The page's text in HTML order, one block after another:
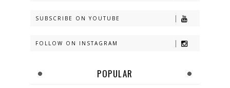
SUBSCRIBE ON YOUTUBE
FOLLOW ON INSTAGRAM
POPULAR